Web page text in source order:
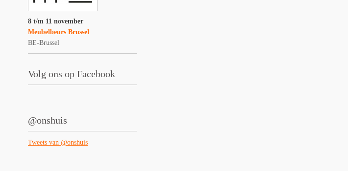
8 t/m 11 november
Meubelbeurs Brussel
BE-Brussel
Volg ons op Facebook
@onshuis
Tweets van @onshuis